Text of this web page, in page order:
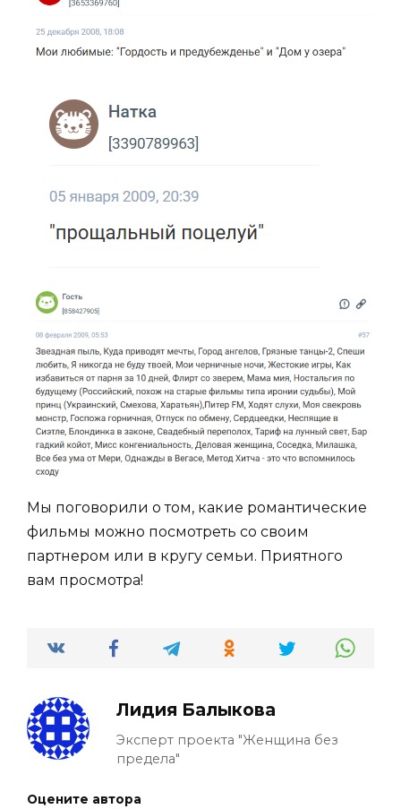
Мы поговорили о том, какие романтические
фильмы можно посмотреть со своим
партнером или в кругу семьи. Приятного
вам просмотра!
Лидия Балыкова
Эксперт проекта "Женщина без
предела"
Оцените автора